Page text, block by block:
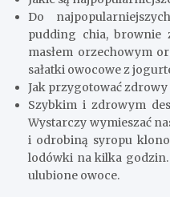
Jakie są najlepsze
deserach?
Naturalne słodziki, takie
czy ksylitol, są
Dostarczają one nie
wartościowych
Dlaczego warto
Zdrowe desery
składników
tłuszcze i witaminy,